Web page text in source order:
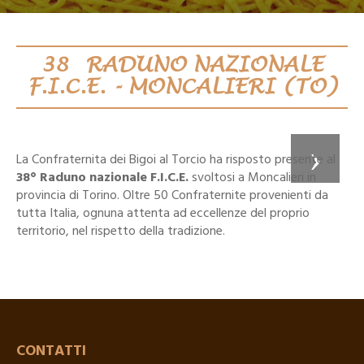
38° RADUNO NAZIONALE
F.I.C.E. - MONCALIERI (TO)
La Confraternita dei Bigoi al Torcio ha risposto presente al
38° Raduno nazionale F.I.C.E.svoltosi a Moncalieri in
provincia di Torino. Oltre 50 Confraternite provenienti da
tutta Italia, ognuna attenta ad eccellenze del proprio
territorio, nel rispetto della tradizione.
CONTATTI